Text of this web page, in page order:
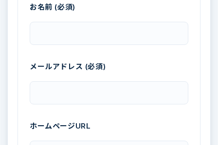
お名前 (必須)
メールアドレス (必須)
ホームページURL